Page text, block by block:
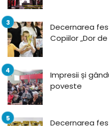
Decernarea
Copiilor „Dor
Impresii și
poveste
Decernarea